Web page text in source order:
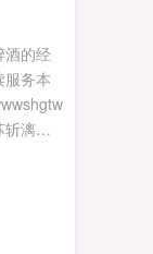
酒的经
服务本
斩漓背